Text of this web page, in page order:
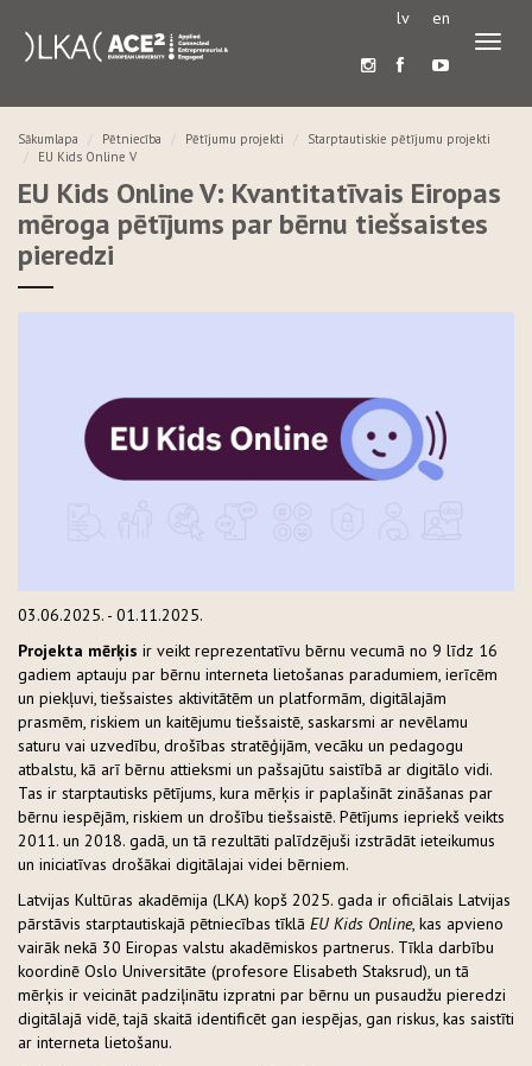
lv en
Sākumlapa Pētniecība Pētījumu projekti
Starptautiskie pētījumu projekti
EU Kids Online V
EU Kids Online V: Kvantitatīvais Eiropas
mēroga pētījums par bērnu tiešsaistes
pieredzi
03.06.2025. - 01.11.2025.
Projekta mērķis ir veikt reprezentatīvu bērnu vecumā no 9 līdz 16
gadiem aptauju par bērnu interneta lietošanas paradumiem, ierīcēm
un piekļuvi, tiešsaistes aktivitātēm un platformām, digitālajām
prasmēm, riskiem un kaitējumu tiešsaistē, saskarsmi ar nevēlamu
saturu vai uzvedību, drošības stratēģijām, vecāku un pedagogu
atbalstu, kā arī bērnu attieksmi un pašsajūtu saistībā ar digitālo vidi.
Tas ir starptautisks pētījums, kura mērķis ir paplašināt zināšanas par
bērnu iespējām, riskiem un drošību tiešsaistē. Pētījums iepriekš veikts
2011. un 2018. gadā, un tā rezultāti palīdzējuši izstrādāt ieteikumus
un iniciatīvas drošākai digitālajai videi bērniem.
Latvijas Kultūras akadēmija (LKA) kopš 2025. gada ir oficiālais Latvijas
pārstāvis starptautiskajā pētniecības tīklā EU Kids Online, kas apvieno
vairāk nekā 30 Eiropas valstu akadēmiskos partnerus. Tīkla darbību
koordinē Oslo Universitāte (profesore Elisabeth Staksrud), un tā
mērķis ir veicināt padziļinātu izpratni par bērnu un pusaudžu pieredzi
digitālajā vidē, tajā skaitā identificēt gan iespējas, gan riskus, kas saistīti
ar interneta lietošanu.